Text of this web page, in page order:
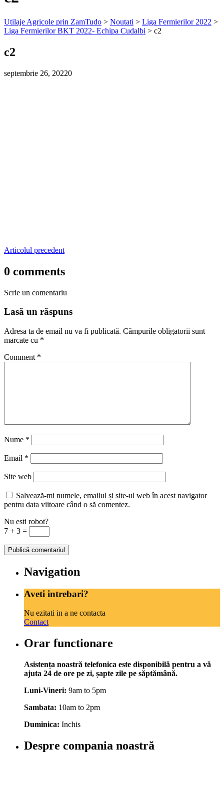
Utilaje Agricole prin ZamTudo > Noutati > Liga Fermierilor 2022 >
Liga Fermierilor BKT 2022- Echipa Cudalbi > c2
c2
septembrie 26, 20220
Articolul precedent
0 comments
Scrie un comentariu
Lasă un răspuns
Adresa ta de email nu va fi publicată. Câmpurile obligatorii sunt
marcate cu *
Comment *
Nume *
Email *
Site web
Salvează-mi numele, emailul și site-ul web în acest navigator
pentru data viitoare când o să comentez.
Nu esti robot?
7 + 3 =
Navigation
Aveti intrebari?
Nu ezitati in a ne contacta
Contact
Orar functionare
Asistența noastră telefonica este disponibilă pentru a vă
ajuta 24 de ore pe zi, șapte zile pe săptămână.
Luni-Vineri: 9am to 5pm
Sambata: 10am to 2pm
Duminica: Inchis
Despre compania noastră